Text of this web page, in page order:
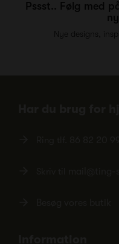
Pssst.. Følg med
Nye designs,